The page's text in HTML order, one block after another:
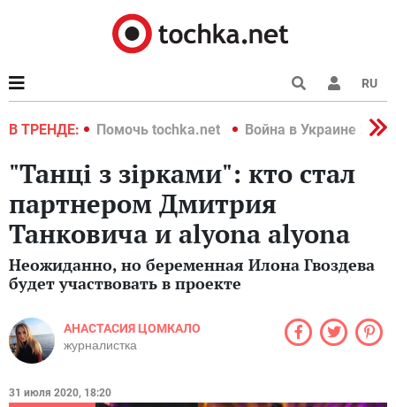
RU
В ТРЕНДЕ:
2022 Помочь tochka.net Война в Украине 2022
"Танці з зірками": кто стал
партнером Дмитрия
Танковича и alyona alyona
Неожиданно, но беременная Илона Гвоздева
будет участвовать в проекте
АНАСТАСИЯ ЦОМКАЛО
журналистка
31 июля 2020, 18:20